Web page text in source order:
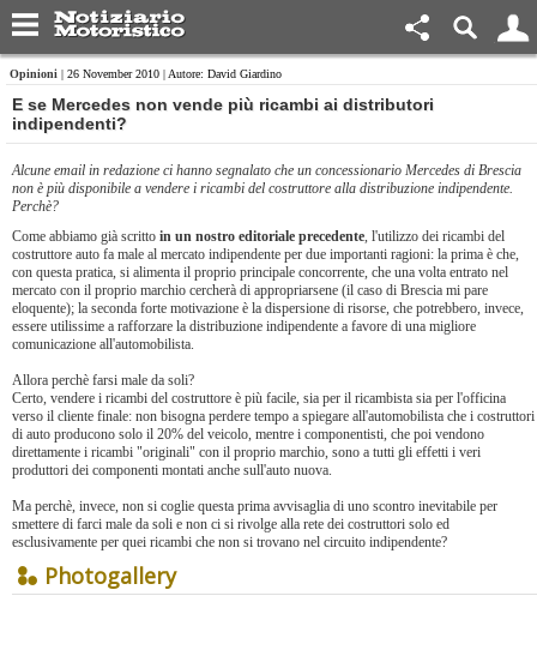
Opinioni | 26 November 2010 | Autore: David Giardino
E se Mercedes non vende più ricambi ai distributori
indipendenti?
Alcune email in redazione ci hanno segnalato che un concessionario Mercedes di Brescia
non è più disponibile a vendere i ricambi del costruttore alla distribuzione indipendente.
Perchè?
Come abbiamo già scritto in un nostro editoriale precedente, l'utilizzo dei ricambi del
costruttore auto fa male al mercato indipendente per due importanti ragioni: la prima è che,
con questa pratica, si alimenta il proprio principale concorrente, che una volta entrato nel
mercato con il proprio marchio cercherà di appropriarsene (il caso di Brescia mi pare
eloquente); la seconda forte motivazione è la dispersione di risorse, che potrebbero, invece,
essere utilissime a rafforzare la distribuzione indipendente a favore di una migliore
comunicazione all'automobilista.
Allora perchè farsi male da soli?
Certo, vendere i ricambi del costruttore è più facile, sia per il ricambista sia per l'officina
verso il cliente finale: non bisogna perdere tempo a spiegare all'automobilista che i costruttori
di auto producono solo il 20% del veicolo, mentre i componentisti, che poi vendono
direttamente i ricambi "originali" con il proprio marchio, sono a tutti gli effetti i veri
produttori dei componenti montati anche sull'auto nuova.
Ma perchè, invece, non si coglie questa prima avvisaglia di uno scontro inevitabile per
smettere di farci male da soli e non ci si rivolge alla rete dei costruttori solo ed
esclusivamente per quei ricambi che non si trovano nel circuito indipendente?
Photogallery